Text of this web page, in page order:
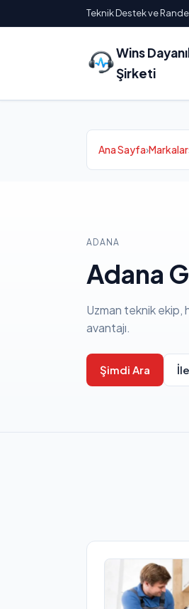
Teknik Destek ve
Wins
Şirketi
Ana Sayfa›Markalar
ADANA
Adana
Uzman teknik ekip,
avantajı.
Şimdi Ara